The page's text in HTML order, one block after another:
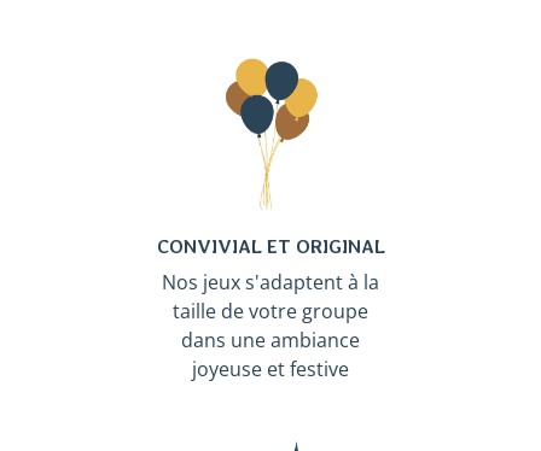
CONVIVIAL ET ORIGINAL
Nos jeux s'adaptent à la
taille de votre groupe
dans une ambiance
joyeuse et festive